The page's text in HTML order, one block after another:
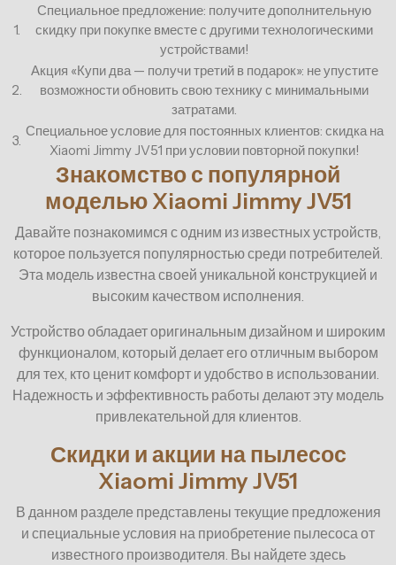
1.
Специальное предложение: получите дополнительную
скидку при покупке вместе с другими технологическими
устройствами!
2.
Акция «Купи два — получи третий в подарок»: не упустите
возможности обновить свою технику с минимальными
затратами.
3.
Специальное условие для постоянных клиентов: скидка на
Xiaomi Jimmy JV51 при условии повторной покупки!
Знакомство с популярной
моделью Xiaomi Jimmy JV51
Давайте познакомимся с одним из известных устройств,
которое пользуется популярностью среди потребителей.
Эта модель известна своей уникальной конструкцией и
высоким качеством исполнения.
Устройство обладает оригинальным дизайном и широким
функционалом, который делает его отличным выбором
для тех, кто ценит комфорт и удобство в использовании.
Надежность и эффективность работы делают эту модель
привлекательной для клиентов.
Скидки и акции на пылесос
Xiaomi Jimmy JV51
В данном разделе представлены текущие предложения
и специальные условия на приобретение пылесоса от
известного производителя. Вы найдете здесь